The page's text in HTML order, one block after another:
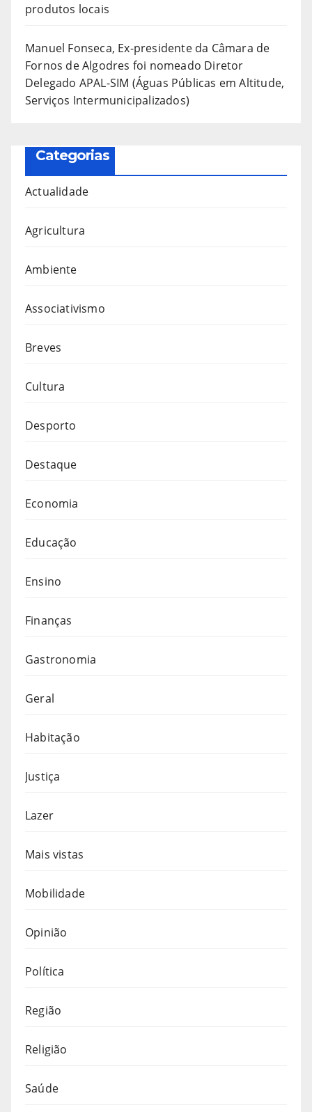
produtos locais
Manuel Fonseca, Ex-presidente da Câmara de
Fornos de Algodres foi nomeado Diretor
Delegado APAL-SIM (Águas Públicas em Altitude,
Serviços Intermunicipalizados)
Categorias
Actualidade
Agricultura
Ambiente
Associativismo
Breves
Cultura
Desporto
Destaque
Economia
Educação
Ensino
Finanças
Gastronomia
Geral
Habitação
Justiça
Lazer
Mais vistas
Mobilidade
Opinião
Política
Região
Religião
Saúde